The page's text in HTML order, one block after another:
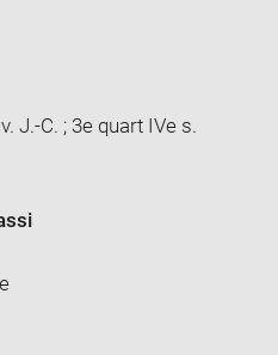
J.-C. ; 3e quart IVe s.